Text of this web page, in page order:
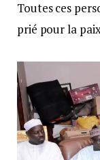
Toutes ces
prié pour la